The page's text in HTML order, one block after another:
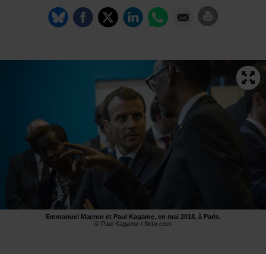
Emmanuel Macron et Paul Kagame, en mai 2018, à Paris.
© Paul Kagame / flickr.com